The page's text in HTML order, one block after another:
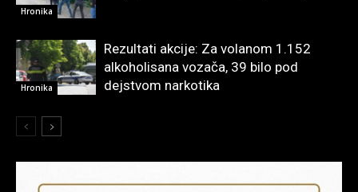
Hronika
Hronika
Rezultati akcije: Za volanom 1.152
alkoholisana vozača, 39 bilo pod
dejstvom narkotika